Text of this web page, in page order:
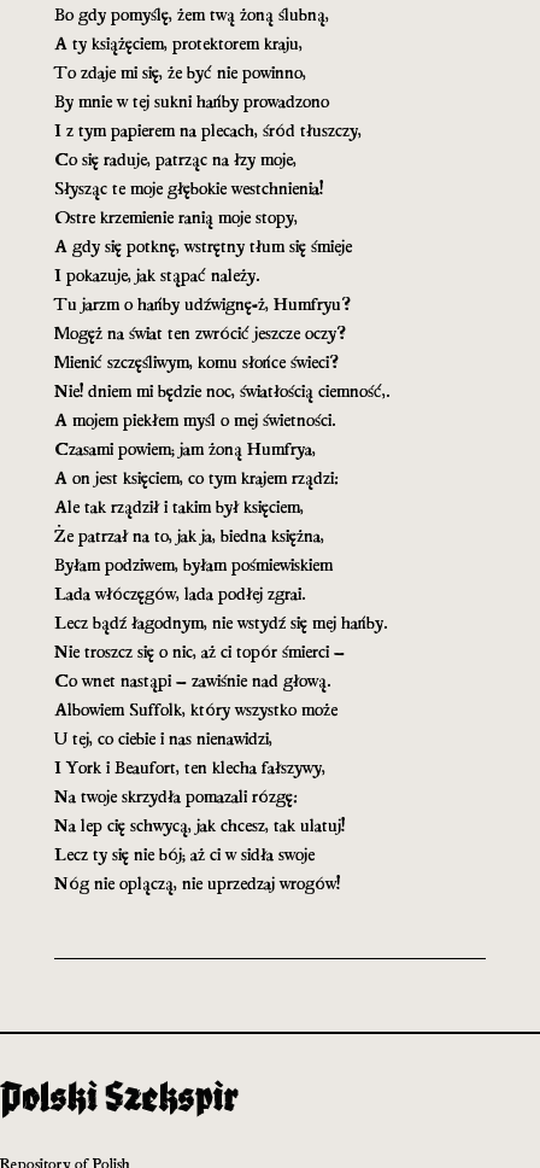
Bo gdy pomyślę, żem twą żoną ślubną,
A ty książęciem, protektorem kraju,
To zdaje mi się, że być nie powinno,
By mnie w tej sukni hańby prowadzono
I z tym papierem na plecach, śród tłuszczy,
Co się raduje, patrząc na łzy moje,
Słysząc te moje głębokie westchnienia!
Ostre krzemienie ranią moje stopy,
A gdy się potknę, wstrętny tłum się śmieje
I pokazuje, jak stąpać należy.
Tu jarzm o hańby udźwignę-ż, Humfryu?
Mogęż na świat ten zwrócić jeszcze oczy?
Mienić szczęśliwym, komu słońce świeci?
Nie! dniem mi będzie noc, światłością ciemność,.
A mojem piekłem myśl o mej świetności.
Czasami powiem; jam żoną Humfrya,
A on jest księciem, co tym krajem rządzi:
Ale tak rządził i takim był księciem,
Że patrzał na to, jak ja, biedna księżna,
Byłam podziwem, byłam pośmiewiskiem
Lada włóczęgów, lada podłej zgrai.
Lecz bądź łagodnym, nie wstydź się mej hańby.
Nie troszcz się o nic, aż ci topór śmierci –
Co wnet nastąpi – zawiśnie nad głową.
Albowiem Suffolk, który wszystko może
U tej, co ciebie i nas nienawidzi,
I York i Beaufort, ten klecha fałszywy,
Na twoje skrzydła pomazali rózgę:
Na lep cię schwycą, jak chcesz, tak ulatuj!
Lecz ty się nie bój; aż ci w sidła swoje
Nóg nie oplączą, nie uprzedzaj wrogów!
Repository of Polish